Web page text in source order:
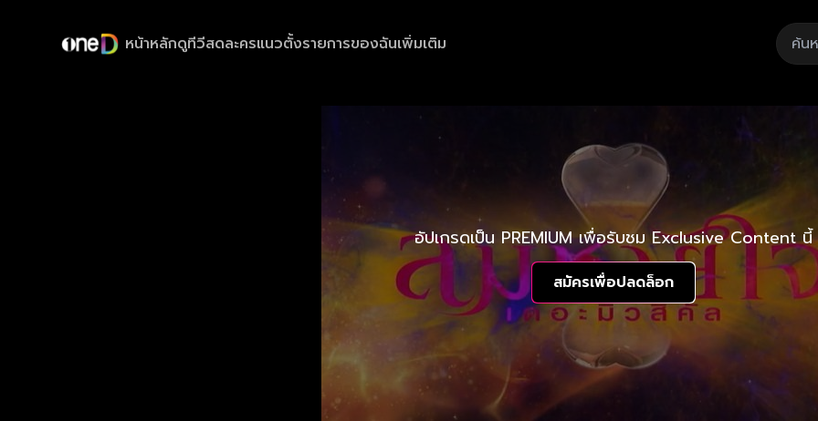
หน้าหลักดูทีวีสดละครแนวตั้งรายการของฉันเพิ่มเติม
อัปเกรดเป็น PREMIUM เพื่อรับชม Exclusive Content นี้
สมัครเพื่อปลดล็อก